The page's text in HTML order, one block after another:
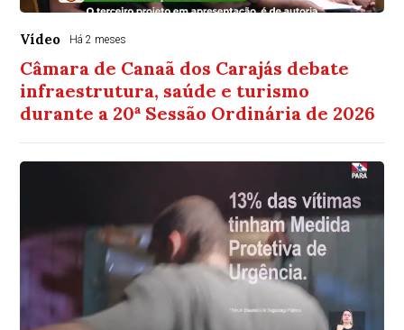
Vídeo Há 2 meses
Câmara de Canaã dos Carajás debate
infraestrutura, saúde e turismo
durante a 20ª Sessão Ordinária de 2026